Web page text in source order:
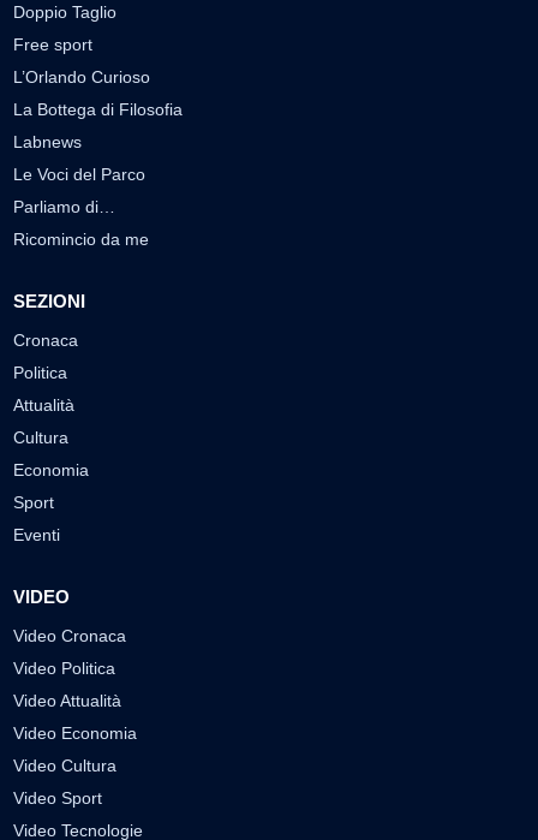
Doppio Taglio
Free sport
L’Orlando Curioso
La Bottega di Filosofia
Labnews
Le Voci del Parco
Parliamo di…
Ricomincio da me
SEZIONI
Cronaca
Politica
Attualità
Cultura
Economia
Sport
Eventi
VIDEO
Video Cronaca
Video Politica
Video Attualità
Video Economia
Video Cultura
Video Sport
Video Tecnologie